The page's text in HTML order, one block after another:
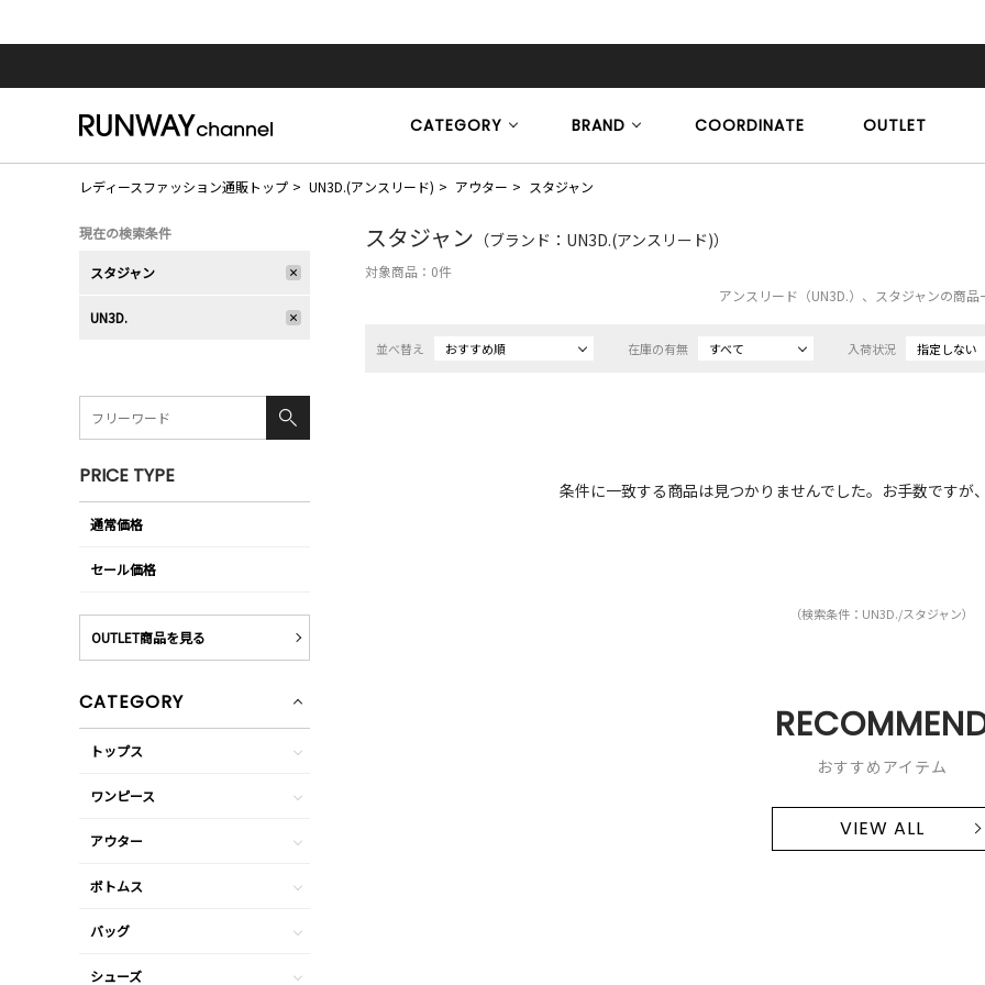
CATEGORY BRAND COORDINATE OUTLET
レディースファッション通販トップ UN3D.(アンスリード) アウター スタジャン
スタジャン （ブランド：UN3D.(アンスリード)）
対象商品： 0件
アンスリード（UN3D.）、スタジャンの商品
並べ替え おすすめ順 在庫の有無 すべて 入荷状況 指定しない
条件に一致する商品は見つかりませんでした。お手数ですが
（検索条件：UN3D./スタジャン）
おすすめアイテム
VIEW ALL
現在の検索条件
スタジャン
UN3D.
PRICE TYPE
通常価格
セール価格
OUTLET商品を見る
CATEGORY
トップス
ワンピース
アウター
ボトムス
バッグ
シューズ